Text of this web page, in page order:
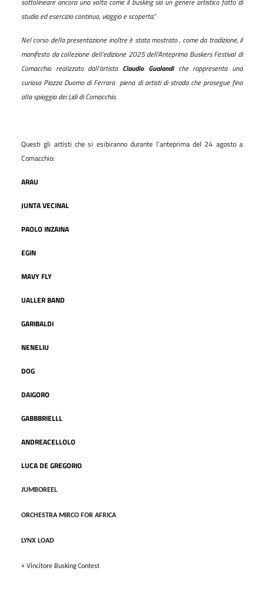
studio ed esercizio continuo, viaggio e scoperta.”
Nel corso della presentazione inoltre è stata mostrato , come da tradizione, il
manifesto da collezione dell’edizione 2025 dell’Anteprima Buskers Festival di
Comacchio realizzato dall’artista Claudio Gualandiche rappresenta una
curiosa Piazza Duomo di Ferrara piena di artisti di strada che prosegue fino
alla spiaggia dei Lidi di Comacchio.
Questi gli artisti che si esibiranno durante l’anteprima del 24 agosto a
Comacchio:
ARAU
JUNTA VECINAL
PAOLO INZAINA
EGIN
MAVY FLY
UALLER BAND
GARIBALDI
NENELIU
DOG
DAIGORO
GABBBRIELLL
ANDREACELLOLO
LUCA DE GREGORIO
JUMBOREEL
ORCHESTRA MIRCO FOR AFRICA
LYNX LOAD
+ Vincitore Busking Contest